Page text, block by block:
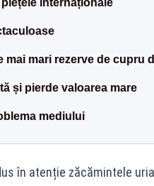
internaționale
mai mari rezerve de cupru
și pierde valoarea mare
mediului
în atenție zăcămintele